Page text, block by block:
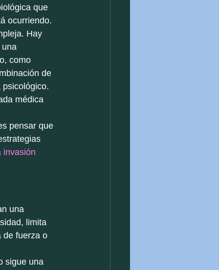
que
ocurriendo.
Hay
una
como
de
médica
pensar que
invasión
una
limita
de fuerza o
sigue una